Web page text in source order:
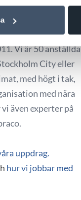
stämmer på dig
på jobbet?
Vi är 50 anställda
City eller
med högt i tak,
med nära
även experter på
uppdrag.
hur vi jobbar med